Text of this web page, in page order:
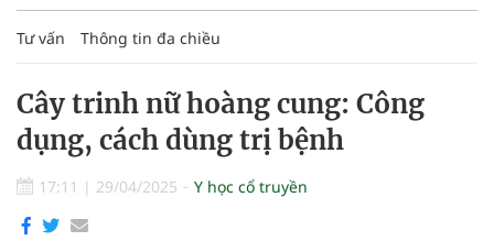
Tư vấn Thông tin đa chiều
Cây trinh nữ hoàng cung: Công
dụng, cách dùng trị bệnh
17:11 | 29/04/2025 Y học cổ truyền